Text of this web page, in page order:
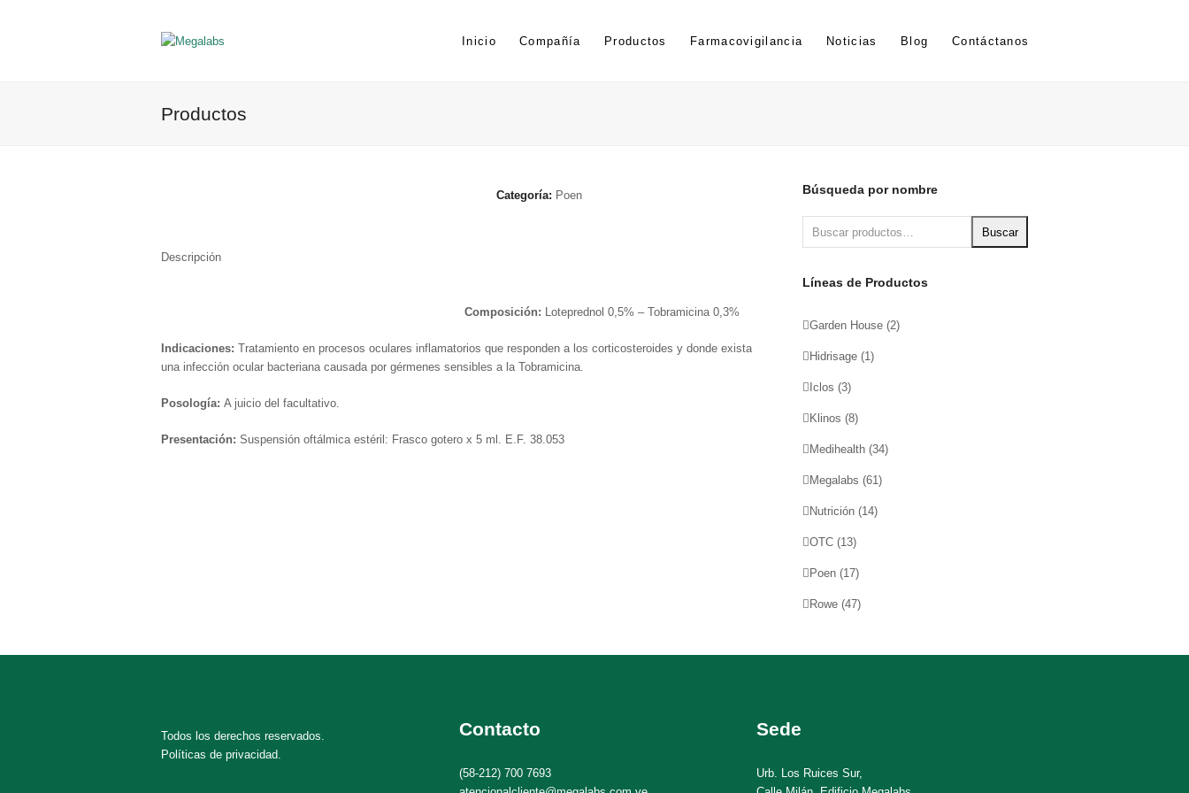
Inicio Compañía Productos Farmacovigilancia Noticias Blog Contáctanos
Productos
Categoría: Poen
Descripción
Composición: Loteprednol 0,5% – Tobramicina 0,3%
Indicaciones: Tratamiento en procesos oculares inflamatorios que responden a los corticosteroides y donde exista
una infección ocular bacteriana causada por gérmenes sensibles a la Tobramicina.
Posología: A juicio del facultativo.
Presentación: Suspensión oftálmica estéril: Frasco gotero x 5 ml. E.F. 38.053
Búsqueda por nombre
Buscar
Líneas de Productos
Garden House (2)
Hidrisage (1)
Iclos (3)
Klinos (8)
Medihealth (34)
Megalabs (61)
Nutrición (14)
OTC (13)
Poen (17)
Rowe (47)
Todos los derechos reservados.
Políticas de privacidad.
Contacto
(58-212) 700 7693
Sede
Urb. Los Ruices Sur,